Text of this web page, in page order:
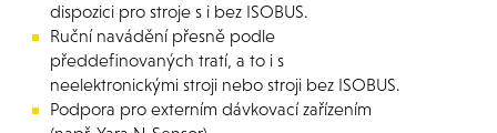
dispozici pro stroje s i bez ISOBUS.
Ruční navádění přesně podle
předdefinovaných tratí, a to i s
neelektronickými stroji nebo stroji bez ISOBUS.
Podpora pro externím dávkovací zařízením